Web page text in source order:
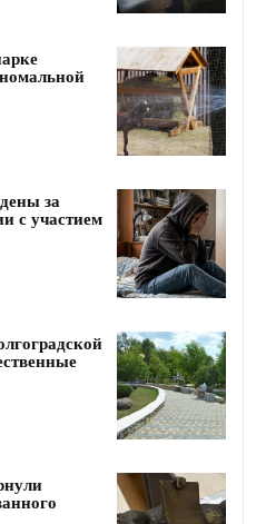
за
с участием